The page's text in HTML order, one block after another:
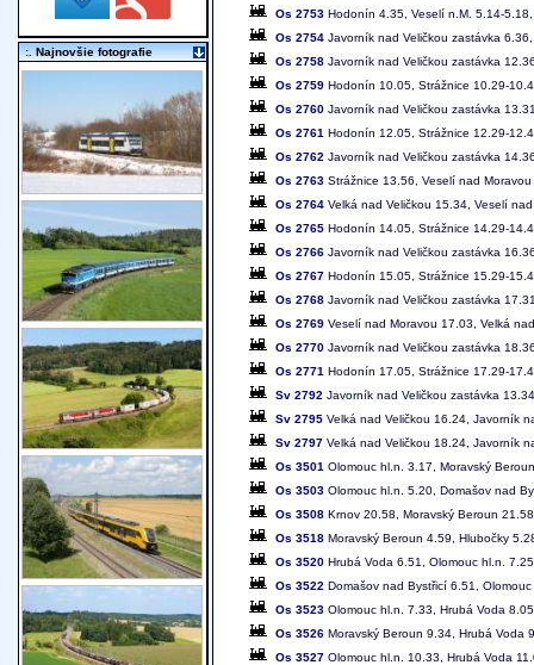
Os 2753 Hodonín 4.35, Veselí n.M. 5.14-
Os 2754 Javorník nad Veličkou zastávka
Os 2758 Javorník nad Veličkou zastávka
Os 2759 Hodonín 10.05, Strážnice 10.29-
Os 2760 Javorník nad Veličkou zastávka
Os 2761 Hodonín 12.05, Strážnice 12.29-
Os 2762 Javorník nad Veličkou zastávka
Os 2763 Strážnice 13.56, Veselí nad
Os 2764 Velká nad Veličkou 15.34, Veselí
Os 2765 Hodonín 14.05, Strážnice 14.29-
Os 2766 Javorník nad Veličkou zastávka
Os 2767 Hodonín 15.05, Strážnice 15.29-
Os 2768 Javorník nad Veličkou zastávka
Os 2769 Veselí nad Moravou 17.03, Velká
Os 2770 Javorník nad Veličkou zastávka
Os 2771 Hodonín 17.05, Strážnice 17.29-
Sv 2792 Javorník nad Veličkou zastávka
Sv 2795 Velká nad Veličkou 16.24, Javorník
Sv 2797 Velká nad Veličkou 18.24, Javorník
Os 3501 Olomouc hl.n. 3.17, Moravský
Os 3503 Olomouc hl.n. 5.20, Domašov nad
Os 3508 Krnov 20.58, Moravský Beroun
Os 3518 Moravský Beroun 4.59, Hlubočky
Os 3520 Hrubá Voda 6.51, Olomouc hl.n. 7.25
Os 3522 Domašov nad Bystřicí 6.51,
Os 3523 Olomouc hl.n. 7.33, Hrubá Voda
Os 3526 Moravský Beroun 9.34, Hrubá Voda
Os 3527 Olomouc hl.n. 10.33, Hrubá Voda
:. Najnovšie fotografie